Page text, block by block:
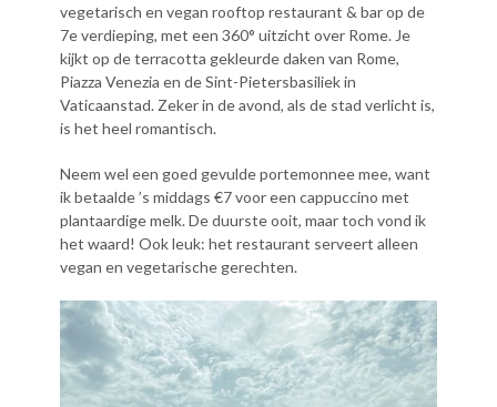
vegetarisch en vegan rooftop restaurant & bar op de
7e verdieping, met een 360° uitzicht over Rome. Je
kijkt op de terracotta gekleurde daken van Rome,
Piazza Venezia en de Sint-Pietersbasiliek in
Vaticaanstad. Zeker in de avond, als de stad verlicht is,
is het heel romantisch.
Neem wel een goed gevulde portemonnee mee, want
ik betaalde ’s middags €7 voor een cappuccino met
plantaardige melk. De duurste ooit, maar toch vond ik
het waard! Ook leuk: het restaurant serveert alleen
vegan en vegetarische gerechten.